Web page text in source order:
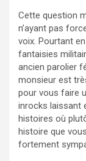
Cette question
n’ayant pas
voix. Pourtant
fantaisies
ancien parolier
monsieur est
pour vous faire
inrocks laissant
histoires où
histoire que
fortement